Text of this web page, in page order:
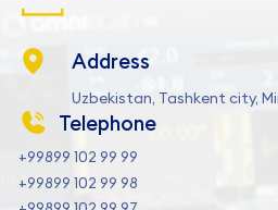
Address
Uzbekistan, Tashkent city,
Telephone
+99899 102 99 99
+99899 102 99 98